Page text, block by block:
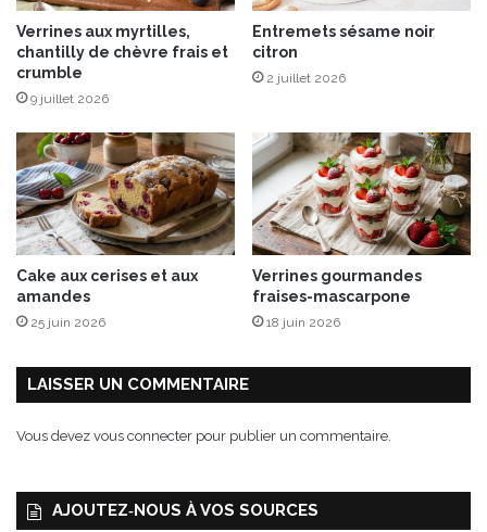
F
l
a
m
b
e
s
a
u
C
a
l
v
a
â
t
e
s
a
T
h
o
n
Verrines aux myrtilles,
chantilly de chèvre frais et
crumble
9 juillet 2026
Entremets sésame noir
citron
2 juillet 2026
Cake aux cerises et aux
amandes
25 juin 2026
Verrines gourmandes
fraises-mascarpone
18 juin 2026
LAISSER UN COMMENTAIRE
Vous devez vous connecter pour publier un commentaire.
AJOUTEZ‑NOUS À VOS SOURCES